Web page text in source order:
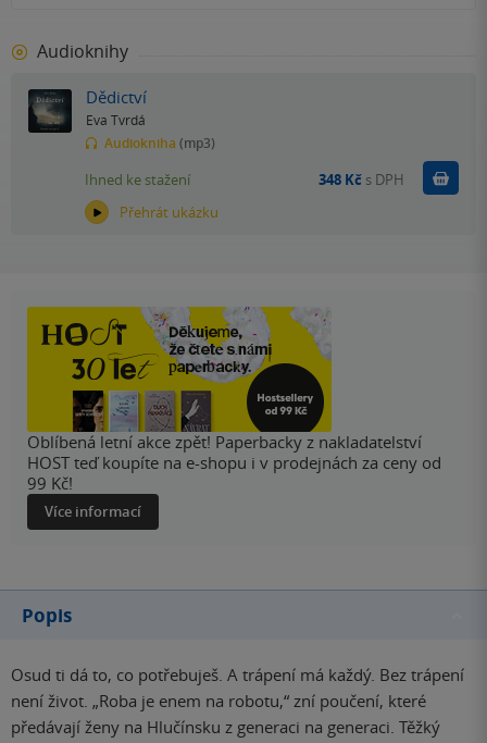
Audioknihy
Dědictví
Eva Tvrdá
Audiokniha (mp3)
Přehrát ukázku
Ihned ke stažení 348 Kč s DPH Koupit
Oblíbená letní akce zpět! Paperbacky z nakladatelství
HOST teď koupíte na e-shopu i v prodejnách za ceny od
99 Kč!
Více informací
Popis
Osud ti dá to, co potřebuješ. A trápení má každý. Bez trápení
není život. „Roba je enem na robotu,“ zní poučení, které
předávají ženy na Hlučínsku z generaci na generaci. Těžký